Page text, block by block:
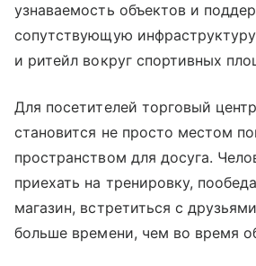
узнаваемость объектов и
сопутствующую
и ритейл вокруг спортивных
Для посетителей торговый
становится не просто местом
пространством для досуга.
приехать на тренировку,
магазин, встретиться с
больше времени, чем во время